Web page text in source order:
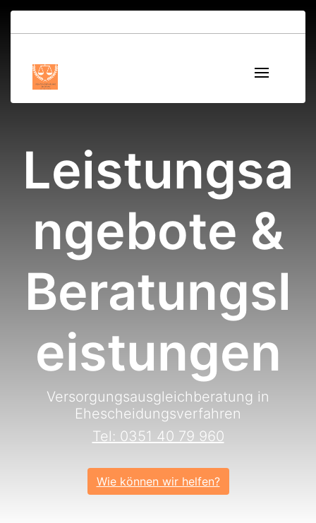
Leistungsa
ngebote &
Beratungsl
eistungen
Versorgungsausgleichberatung in
Ehescheidungsverfahren
Tel: 0351 40 79 960
Wie können wir helfen?